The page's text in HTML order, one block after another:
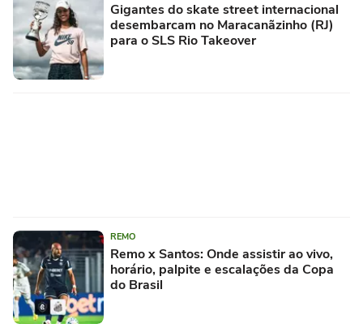
Gigantes do skate street internacional
desembarcam no Maracanãzinho (RJ)
para o SLS Rio Takeover
REMO
Remo x Santos: Onde assistir ao vivo,
horário, palpite e escalações da Copa
do Brasil